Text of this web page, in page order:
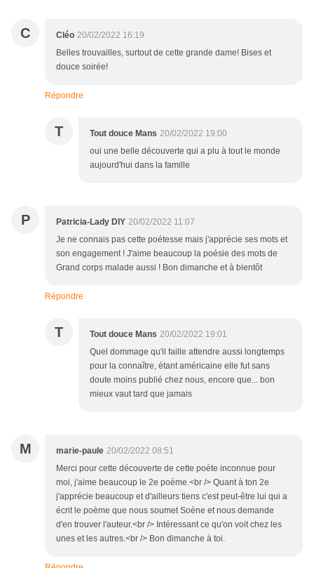
C Cléo 20/02/2022 16:19
Belles trouvailles, surtout de cette grande dame! Bises et
douce soirée!
Répondre
T Tout douce Mans 20/02/2022 19:00
oui une belle découverte qui a plu à tout le monde
aujourd'hui dans la famille
P Patricia-Lady DIY 20/02/2022 11:07
Je ne connais pas cette poétesse mais j'apprécie ses mots et
son engagement ! J'aime beaucoup la poésie des mots de
Grand corps malade aussi ! Bon dimanche et à bientôt
Répondre
T Tout douce Mans 20/02/2022 19:01
Quel dommage qu'il faille attendre aussi longtemps
pour la connaître, étant américaine elle fut sans
doute moins publié chez nous, encore que... bon
mieux vaut tard que jamais
M marie-paule 20/02/2022 08:51
Merci pour cette découverte de cette poète inconnue pour
moi, j'aime beaucoup le 2e poème.<br /> Quant à ton 2e
j'apprécie beaucoup et d'ailleurs tiens c'est peut-être lui qui a
écrit le poème que nous soumet Soène et nous demande
d'en trouver l'auteur.<br /> Intéressant ce qu'on voit chez les
unes et les autres.<br /> Bon dimanche à toi.